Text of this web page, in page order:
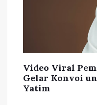
Video Viral
Gelar Konvoi
Yatim